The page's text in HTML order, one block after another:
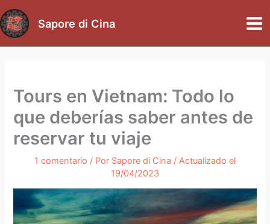
al
contenido
Sapore di Cina
Tours en Vietnam: Todo lo
que deberías saber antes de
reservar tu viaje
1 comentario / Por Sapore di Cina / Actualizado el
19/04/2023